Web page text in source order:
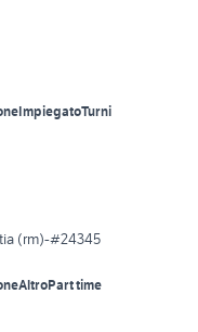
ImpiegatoTurni
(rm)-#24345
AltroPart time